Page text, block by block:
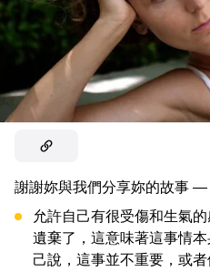
謝謝妳與我們分享妳的故事 —
允許自己有很受傷和生氣
遺棄了，這意味著這事情
己說，這事並不重要，或